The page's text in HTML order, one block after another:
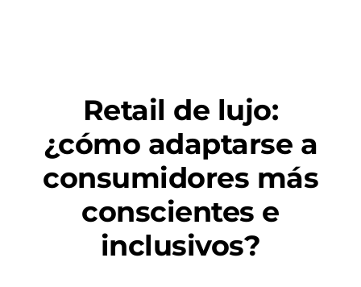
Retail de lujo:
¿cómo adaptarse a
consumidores más
conscientes e
inclusivos?